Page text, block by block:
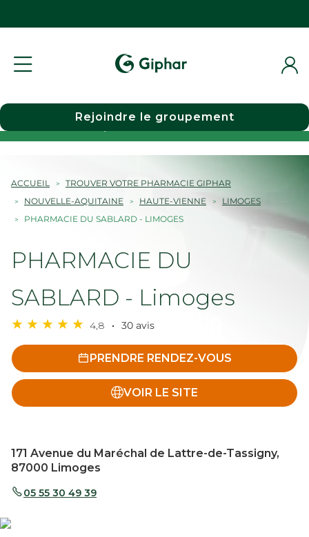
Choisir une pharmacie
Rejoindre le groupement
ACCUEIL
TROUVER VOTRE PHARMACIE GIPHAR
NOUVELLE-AQUITAINE
HAUTE-VIENNE
LIMOGES
PHARMACIE DU SABLARD - LIMOGES
PHARMACIE DU
SABLARD - Limoges
4,8 30 avis
PRENDRE RENDEZ-VOUS
VOIR LE SITE
171 Avenue du Maréchal de Lattre-de-Tassigny,
87000 Limoges
05 55 30 49 39